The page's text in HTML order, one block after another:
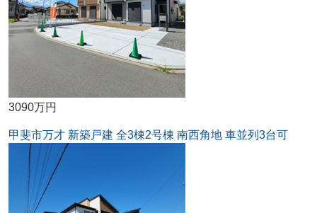
3090万円
甲斐市万才 新築戸建 全3棟2号棟 南西角地 車並列3台可